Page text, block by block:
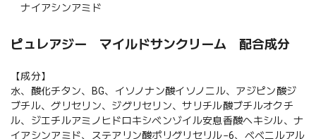
ナイアシンアミド
ピュレアジー マイルドサンクリーム 配合成分
【成分】
水、酸化チタン、BG、イソノナン酸イソノニル、アジピン酸ジ
ブチル、グリセリン、ジグリセリン、サリチル酸ブチルオクチ
ル、ジエチルアミノヒドロキシベンゾイル安息香酸へキシル、ナ
イアシンアミド、ステアリン酸ポリグリセリル−6、ベベニルアル